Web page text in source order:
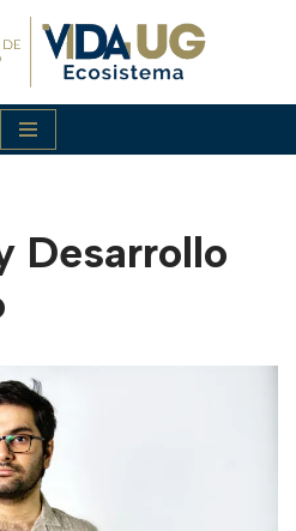
Desarrollo